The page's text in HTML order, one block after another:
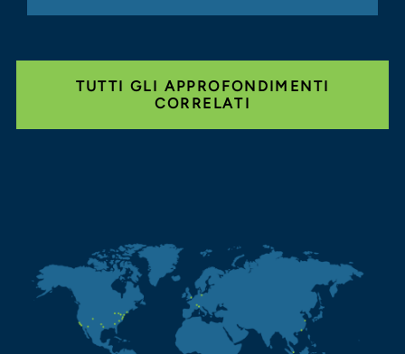
TUTTI GLI APPROFONDIMENTI
CORRELATI